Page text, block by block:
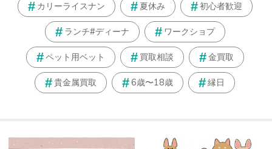
カリーライスナン 夏休み 初心者歓迎
ランチ#ディーナ ワークショプ
ペット用ベット 買取相談 金買取
貴金属買取 6歳〜18歳 縁日